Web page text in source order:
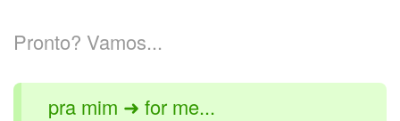
Pronto? Vamos...
pra mim ➜ for me...